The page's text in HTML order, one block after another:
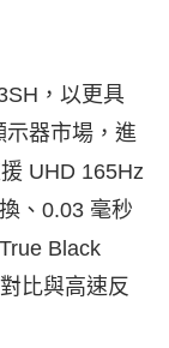
，以更具
器市場，進
UHD 165Hz
、0.03 毫秒
Black
比與高速反